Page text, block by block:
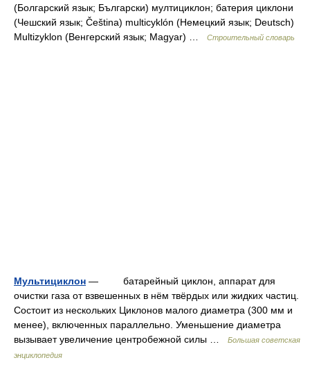
(Болгарский язык; Български) мултициклон; батерия циклони
(Чешский язык; Čeština) multicyklón (Немецкий язык; Deutsch)
Multizyklon (Венгерский язык; Magyar) …
Строительный словарь
Мультициклон — батарейный циклон, аппарат для
очистки газа от взвешенных в нём твёрдых или жидких частиц.
Состоит из нескольких Циклонов малого диаметра (300 мм и
менее), включенных параллельно. Уменьшение диаметра
вызывает увеличение центробежной силы …
Большая советская
энциклопедия